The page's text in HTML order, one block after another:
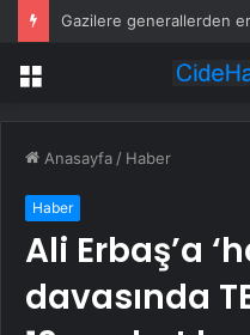
Gazilere generallerden
Menü
Anasayfa / Haber
Haber
Ali Erbaş’a
davasında